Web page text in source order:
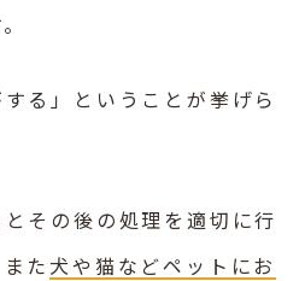
る」ということが挙げら
その後の処理を適切に行
また犬や猫などペットにお